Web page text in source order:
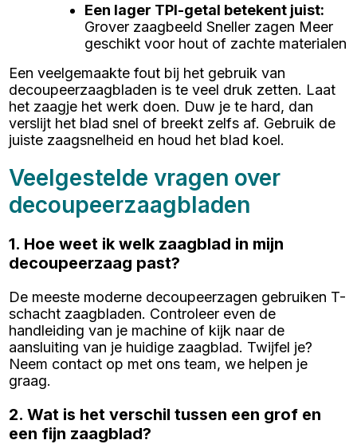
Een lager TPI-getal betekent juist:
Grover zaagbeeld Sneller zagen Meer
geschikt voor hout of zachte materialen
Een veelgemaakte fout bij het gebruik van
decoupeerzaagbladen is te veel druk zetten. Laat
het zaagje het werk doen. Duw je te hard, dan
verslijt het blad snel of breekt zelfs af. Gebruik de
juiste zaagsnelheid en houd het blad koel.
Veelgestelde vragen over
decoupeerzaagbladen
1. Hoe weet ik welk zaagblad in mijn
decoupeerzaag past?
De meeste moderne decoupeerzagen gebruiken T-
schacht zaagbladen. Controleer even de
handleiding van je machine of kijk naar de
aansluiting van je huidige zaagblad. Twijfel je?
Neem contact op met ons team, we helpen je
graag.
2. Wat is het verschil tussen een grof en
een fijn zaagblad?